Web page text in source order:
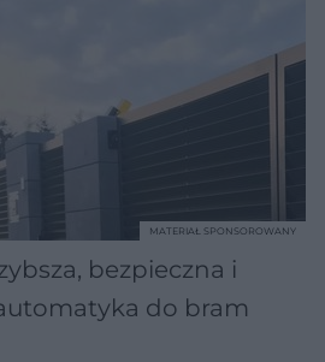
bezpieczna i
do bram
MATERIAŁ SPONSOROWANY